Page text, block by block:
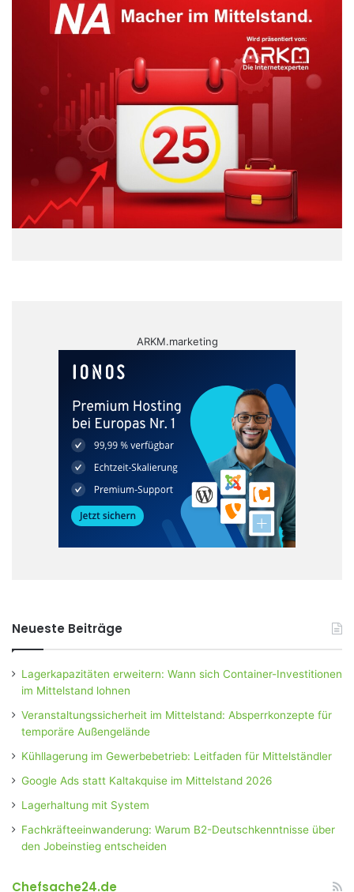
ARKM.marketing
Neueste Beiträge
Lagerkapazitäten erweitern: Wann sich Container-Investitionen
im Mittelstand lohnen
Veranstaltungssicherheit im Mittelstand: Absperrkonzepte für
temporäre Außengelände
Kühllagerung im Gewerbebetrieb: Leitfaden für Mittelständler
Google Ads statt Kaltakquise im Mittelstand 2026
Lagerhaltung mit System
Fachkräfteeinwanderung: Warum B2-Deutschkenntnisse über
den Jobeinstieg entscheiden
Chefsache24.de